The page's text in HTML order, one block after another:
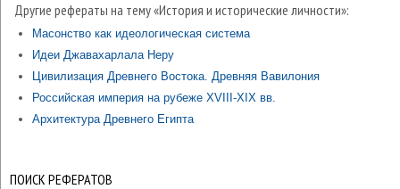
Другие рефераты на тему «История и исторические личности»:
Масонство как идеологическая система
Идеи Джавахарлала Неру
Цивилизация Древнего Востока. Древняя Вавилония
Российская империя на рубеже XVIII-XIX вв.
Архитектура Древнего Египта
ПОИСК РЕФЕРАТОВ